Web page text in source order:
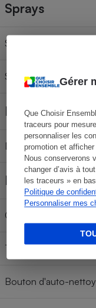
Gérer
Que Choisir
traceurs pour
personnaliser les
promotion et
Nous conserverons
changer d’avis à
les traceurs » en
Politique de
Personnaliser mes
Sprays
Spray
Spray de vapeur
Rangement
Durée de
Nettoyage/
Collecteur de calcaire
Tige anti-calcaire
Bouton d'auto-